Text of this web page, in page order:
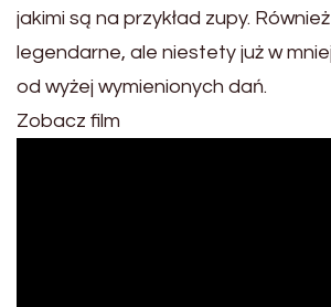
jakimi są na przykład zupy.
legendarne, ale niestety już w
od wyżej wymienionych dań.
Zobacz film